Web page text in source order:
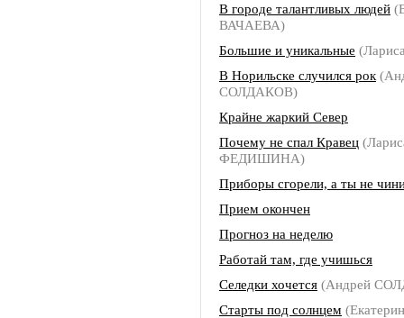
В городе талантливых людей
ВАЧАЕВА)
Большие и уникальные
В Норильске случился рок
СОЛДАКОВ)
Крайне жаркий Север
Почему не спал Кравец
ФЕДИШИНА)
Приборы сгорели, а ты не
Прием окончен
Прогноз на неделю
Работай там, где учишься
Селедки хочется (Андрей
Старты под солнцем